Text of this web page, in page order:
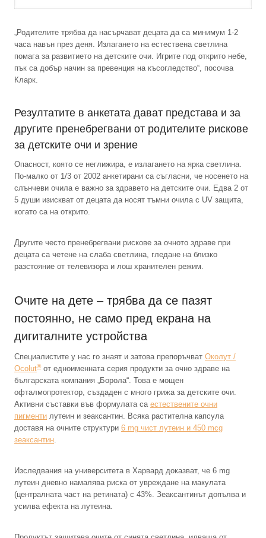
„Родителите трябва да насърчават децата да са минимум 1-2
часа навън през деня. Излагането на естествена светлина
помага за развитието на детските очи. Игрите под открито небе,
пък са добър начин за превенция на късогледство“, посочва
Кларк.
Резултатите в анкетата дават представа и за
другите пренебрегвани от родителите рискове
за детските очи и зрение
Опасност, която се неглижира, е излагането на ярка светлина.
По-малко от 1/3 от 2002 анкетирани са съгласни, че носенето на
слънчеви очила е важно за здравето на детските очи. Едва 2 от
5 души изискват от децата да носят тъмни очила с UV защита,
когато са на открито.
Другите често пренебрегвани рискове за очното здраве при
децата са четене на слаба светлина, гледане на близко
разстояние от телевизора и лош хранителен режим.
Очите на дете – трябва да се пазят
постоянно, не само пред екрана на
дигиталните устройства
Специалистите у нас го знаят и затова препоръчват Околут /
Ocolut®от едноименната серия продукти за очно здраве на
българската компания „Борола“. Това е мощен
офталмопротектор, създаден с много грижа за детските очи.
Активни съставки във формулата са естествените очни
пигменти лутеин и зеаксантин. Всяка растителна капсула
доставя на очните структури 6 mg чист лутеин и 450 mcg
зеаксантин
Изследвания на университета в Харвард доказват, че 6 mg
лутеин дневно намалява риска от увреждане на макулата
(централната част на ретината) с 43%. Зеаксантинът допълва и
усилва ефекта на лутеина.